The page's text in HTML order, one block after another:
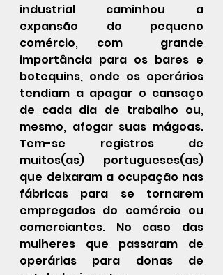
industrial caminhou a
expansão do pequeno
comércio, com  grande
importância para os bares e
botequins, onde os operários
tendiam a apagar o cansaço
de cada dia de trabalho ou,
mesmo, afogar suas mágoas.
Tem-se registros de
muitos(as) portugueses(as)
que deixaram a ocupação nas
fábricas para se tornarem
empregados do comércio ou
comerciantes. No caso das
mulheres que passaram de
operárias para donas de